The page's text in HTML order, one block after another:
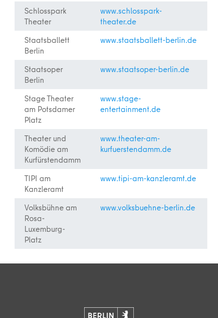
Schlosspark
Theater
www.schlosspark-
theater.de
Staatsballett
Berlin
www.staatsballett-berlin.de
Staatsoper
Berlin
www.staatsoper-berlin.de
Stage Theater
am Potsdamer
Platz
www.stage-
entertainment.de
Theater und
Komödie am
Kurfürstendamm
www.theater-am-
kurfuerstendamm.de
TIPI am
Kanzleramt
www.tipi-am-kanzleramt.de
Volksbühne am
Rosa-
Luxemburg-
Platz
www.volksbuehne-berlin.de